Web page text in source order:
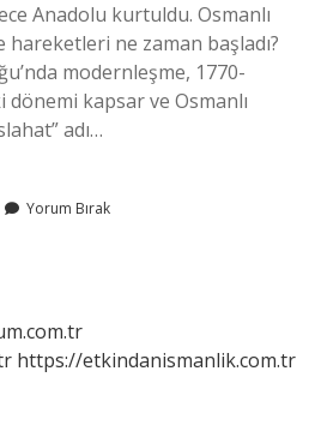
Anadolu kurtuldu. Osmanlı
hareketleri ne zaman başladı?
modernleşme, 1770-
dönemi kapsar ve Osmanlı
adı…
Yorum Bırak
https://etkindanismanlik.com.tr